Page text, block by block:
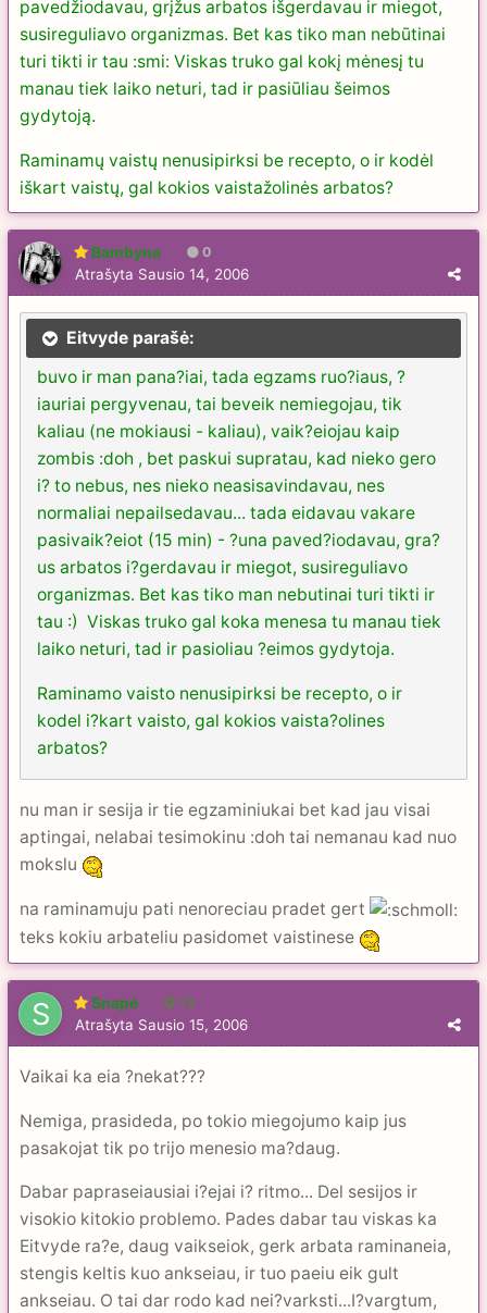
pavedžiodavau, grįžus arbatos išgerdavau ir miegot,
susireguliavo organizmas. Bet kas tiko man nebūtinai
turi tikti ir tau :smi: Viskas truko gal kokį mėnesį tu
manau tiek laiko neturi, tad ir pasiūliau šeimos
gydytoją.
Raminamų vaistų nenusipirksi be recepto, o ir kodėl
iškart vaistų, gal kokios vaistažolinės arbatos?
Bambyna 0
Atrašyta Sausio 14, 2006
Eitvyde parašė:
buvo ir man pana?iai, tada egzams ruo?iaus, ?
iauriai pergyvenau, tai beveik nemiegojau, tik
kaliau (ne mokiausi - kaliau), vaik?eiojau kaip
zombis :doh , bet paskui supratau, kad nieko gero
i? to nebus, nes nieko neasisavindavau, nes
normaliai nepailsedavau... tada eidavau vakare
pasivaik?eiot (15 min) - ?una paved?iodavau, gra?
us arbatos i?gerdavau ir miegot, susireguliavo
organizmas. Bet kas tiko man nebutinai turi tikti ir
tau :) Viskas truko gal koka menesa tu manau tiek
laiko neturi, tad ir pasioliau ?eimos gydytoja.
Raminamo vaisto nenusipirksi be recepto, o ir
kodel i?kart vaisto, gal kokios vaista?olines
arbatos?
nu man ir sesija ir tie egzaminiukai bet kad jau visai
aptingai, nelabai tesimokinu :doh tai nemanau kad nuo
mokslu
na raminamuju pati nenoreciau pradet gert
teks kokiu arbateliu pasidomet vaistinese
Snapė 13
Atrašyta Sausio 15, 2006
Vaikai ka eia ?nekat???
Nemiga, prasideda, po tokio miegojumo kaip jus
pasakojat tik po trijo menesio ma?daug.
Dabar papraseiausiai i?ejai i? ritmo... Del sesijos ir
visokio kitokio problemo. Pades dabar tau viskas ka
Eitvyde ra?e, daug vaikseiok, gerk arbata raminaneia,
stengis keltis kuo ankseiau, ir tuo paeiu eik gult
ankseiau. O tai dar rodo kad nei?varksti...I?vargtum,